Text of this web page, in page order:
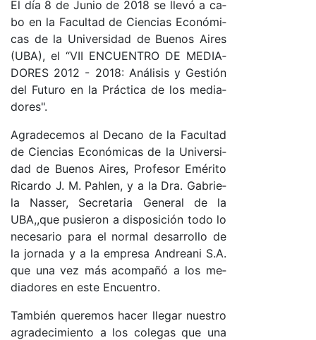
El día 8 de Ju­nio de 2018 se lle­vó a ca­
bo en la Fa­cul­tad de Cien­cias Eco­nó­mi­
cas de la Uni­ver­si­dad de Bue­nos Ai­res
(U­BA), el “VII EN­CUEN­TRO DE ME­DIA­
DO­RES 2012 - 2018: Aná­li­sis y Ges­tión
del Fu­tu­ro en la Prác­ti­ca de los me­dia­
do­res".
Agra­de­ce­mos al De­cano de la Fa­cul­tad
de Cien­cias Eco­nó­mi­cas de la Uni­ver­si­
dad de Bue­nos Ai­res, Pro­fe­sor Emé­ri­to
Ri­car­do J. M. Pah­len, y a la Dra. Ga­brie­
la Na­s­se­r, Se­cre­ta­ria Ge­ne­ral de la
UBA,,­que pu­sie­ron a dis­po­si­ción to­do lo
ne­ce­sa­rio pa­ra el nor­mal de­sa­rro­llo de
la jor­na­da y a la em­pre­sa An­drea­ni S.A.
que una vez más acom­pa­ñó a los me­
dia­do­res en es­te En­cuen­tro.
Tam­bién que­re­mos ha­cer lle­gar nues­tro
agra­de­ci­mien­to a los co­le­gas que una